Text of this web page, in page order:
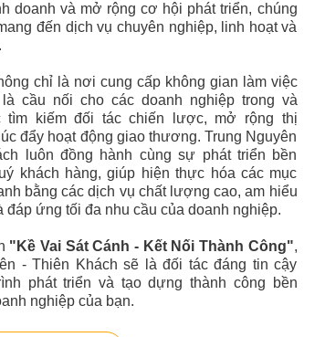
doanh và mở rộng cơ hội phát triển, chúng
đến dịch vụ chuyên nghiệp, linh hoạt và
chỉ là nơi cung cấp không gian làm việc
cầu nối cho các doanh nghiệp trong và
tìm kiếm đối tác chiến lược, mở rộng thị
đẩy hoạt động giao thương. Trung Nguyên
luôn đồng hành cùng sự phát triển bền
khách hàng, giúp hiện thực hóa các mục
bằng các dịch vụ chất lượng cao, am hiểu
đáp ứng tối đa nhu cầu của doanh nghiệp.
"Kề Vai Sát Cánh - Kết Nối Thành Công",
- Thiên Khách sẽ là đối tác đáng tin cậy
phát triển và tạo dựng thành công bền
nghiệp của bạn.